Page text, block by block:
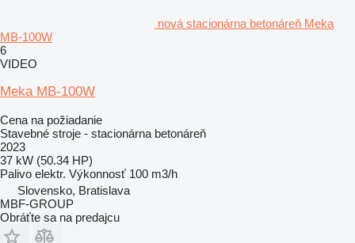
nová stacionárna betonáreň Meka
MB-100W
6
VIDEO
Meka MB-100W
Cena na požiadanie
Stavebné stroje - stacionárna betonáreň
2023
37 kW (50.34 HP)
Palivo elektr. Výkonnosť 100 m3/h
Slovensko, Bratislava
MBF-GROUP
Obráťte sa na predajcu